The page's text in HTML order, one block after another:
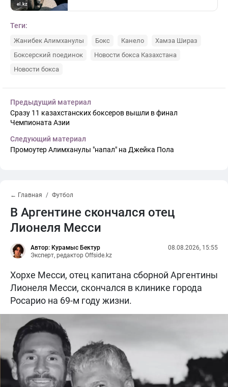
Теги:
Жанибек Алимханулы Бокс Канело
Хамза Шираз
Боксерский поединок
Новости бокса Казахстана
Новости бокса
Предыдущий материал
Сразу 11 казахстанских боксеров вышли в финал
Чемпионата Азии
Следующий материал
Промоутер Алимханулы "напал" на Джейка Пола
← Главная Футбол
В Аргентине скончался отец
Лионеля Месси
Автор: Курамыс Бектур
Эксперт, редактор Offside.kz
08.08.2026, 15:55
Хорхе Месси, отец капитана сборной Аргентины
Лионеля Месси, скончался в клинике города
Росарио на 69-м году жизни.